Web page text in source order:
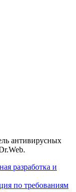
антивирусных
разработка и
по требованиям